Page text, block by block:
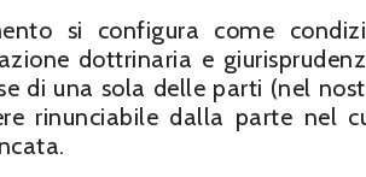
si configura come
dottrinaria e
di una sola delle parti (nel
rinunciabile dalla parte nel